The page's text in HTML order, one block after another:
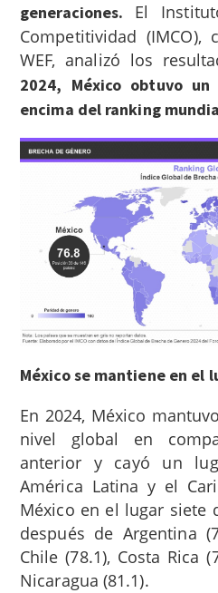
generaciones. El
Competitividad
WEF, analizó los
2024, México obtuvo
encima del ranking
México se mantiene en el
En 2024, México
nivel global en
anterior y cayó un
América Latina y el
México en el lugar siete
después de Argentina
Chile (78.1), Costa Rica
Nicaragua (81.1).